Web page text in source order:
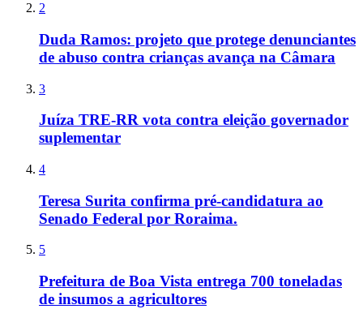
2
Duda Ramos: projeto que protege denunciantes
de abuso contra crianças avança na Câmara
3
Juíza TRE-RR vota contra eleição governador
suplementar
4
Teresa Surita confirma pré-candidatura ao
Senado Federal por Roraima.
5
Prefeitura de Boa Vista entrega 700 toneladas
de insumos a agricultores